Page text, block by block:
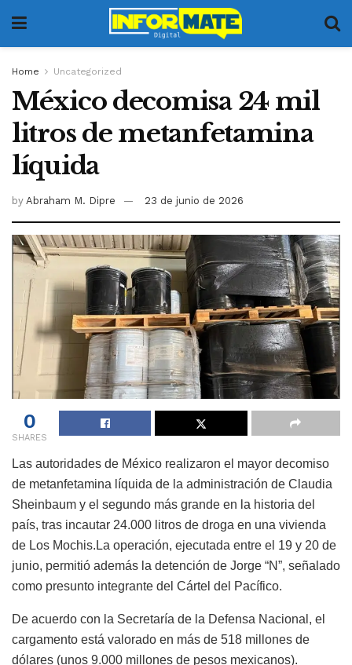
Home Uncategorized
México decomisa 24 mil
litros de metanfetamina
líquida
by Abraham M. Dipre 23 de junio de 2026
0
SHARES
Las autoridades de México realizaron el mayor decomiso
de metanfetamina líquida de la administración de Claudia
Sheinbaum y el segundo más grande en la historia del
país, tras incautar 24.000 litros de droga en una vivienda
de Los Mochis.La operación, ejecutada entre el 19 y 20 de
junio, permitió además la detención de Jorge “N”, señalado
como presunto integrante del Cártel del Pacífico.
De acuerdo con la Secretaría de la Defensa Nacional, el
cargamento está valorado en más de 518 millones de
dólares (unos 9.000 millones de pesos mexicanos).